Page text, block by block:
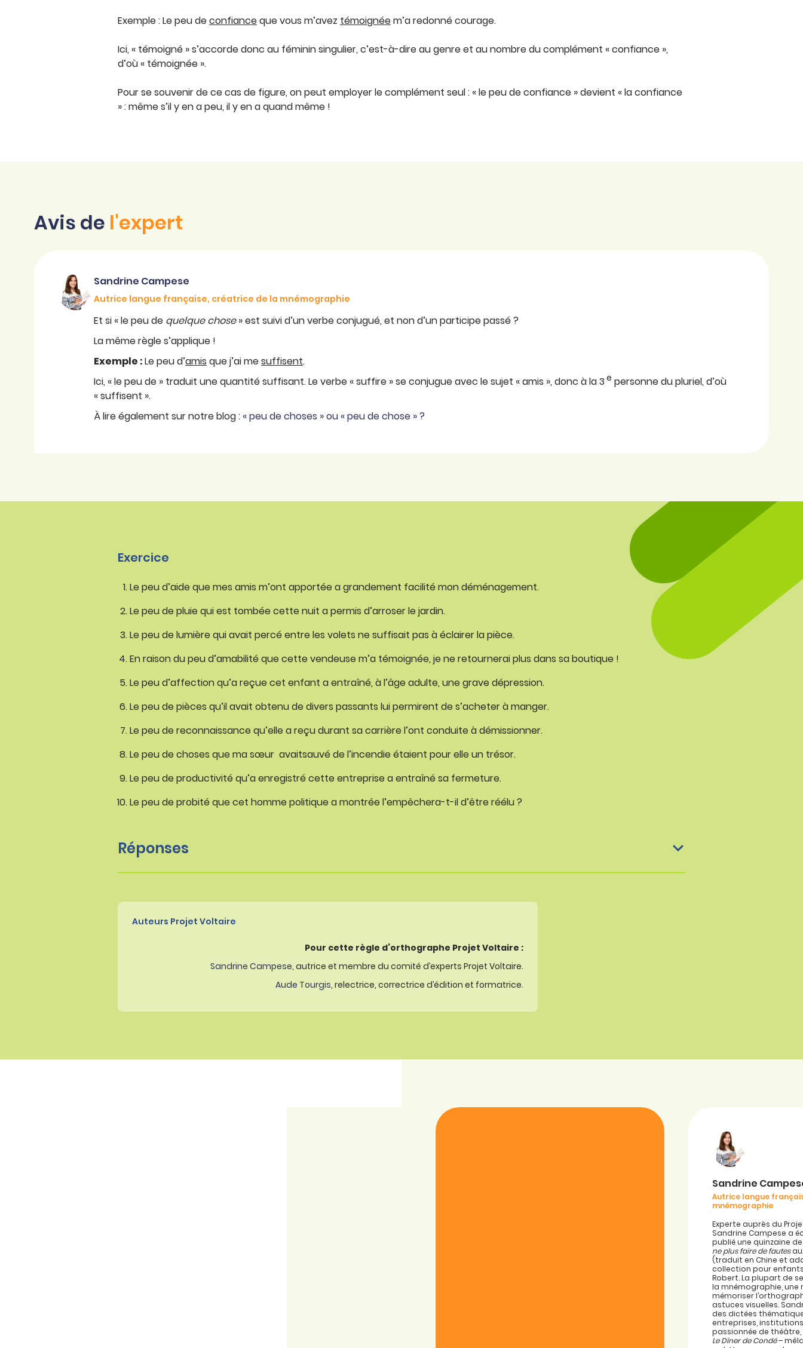
Exemple : Le peu deconfianceque vous m’avez témoignéem’a redonné courage.
Ici, « témoigné » s’accorde donc au féminin singulier, c’est-à-dire au genre et au nombre du complément « confiance »,
d’où « témoignée ».
Pour se souvenir de ce cas de figure, on peut employer le complément seul : « le peu de confiance » devient « la confiance
» : même s’il y en a peu, il y en a quand même !
Avis de l'expert
Sandrine Campese
Autrice langue française, créatrice de la mnémographie
Et si « le peu de quelque chose» est suivi d’un verbe conjugué, et non d’un participe passé ?
La même règle s’applique !
Exemple :Le peu d’amis que j’ai mesuffisent.
Ici, « le peu de » traduit une quantité suffisant. Le verbe « suffire » se conjugue avec le sujet « amis », donc à la 3 e personne du pluriel, d’où
« suffisent ».
À lire également sur notre blog : « peu de choses » ou « peu de chose » ?
Exercice
Le peu d’aide que mes amis m’ont apportée a grandement facilité mon déménagement.
Le peu de pluie qui est tombée cette nuit a permis d’arroser le jardin.
Le peu de lumière qui avait percé entre les volets ne suffisait pas à éclairer la pièce.
En raison du peu d’amabilité que cette vendeuse m’a témoignée, je ne retournerai plus dans sa boutique !
Le peu d’affection qu’a reçue cet enfant a entraîné, à l’âge adulte, une grave dépression.
Le peu de pièces qu’il avait obtenu de divers passants lui permirent de s’acheter à manger.
Le peu de reconnaissance qu’elle a reçu durant sa carrière l’ont conduite à démissionner.
Le peu de choses que ma sœur avaitsauvé de l’incendie étaient pour elle un trésor.
Le peu de productivité qu’a enregistré cette entreprise a entraîné sa fermeture.
Le peu de probité que cet homme politique a montrée l’empêchera-t-il d’être réélu ?
Réponses
Auteurs Projet Voltaire
Pour cette règle d’orthographe Projet Voltaire :
Sandrine Campese, autrice et membre du comité d’experts Projet Voltaire.
Aude Tourgis, relectrice, correctrice d’édition et formatrice.
Sandrine
Autrice langue
mnémographie
Experte auprès du
Sandrine Campese a
publié une quinzaine
ne plus faire de fautes
(traduit en Chine et
collection pour
Robert. La plupart de
la mnémographie,
mémoriser
astuces visuelles.
des dictées
entreprises,
passionnée de
Le Dîner de Condé–